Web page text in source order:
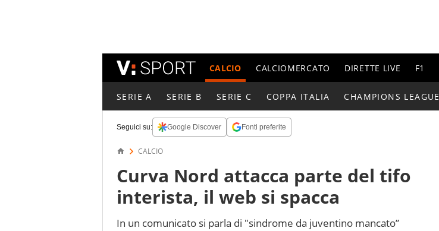
CALCIO CALCIOMERCATO DIRETTE LIVE F1
SERIE A SERIE B SERIE C COPPA ITALIA CHAMPIONS LEAGUE
Seguici su: Google Discover Fonti preferite
CALCIO
Curva Nord attacca parte del tifo
interista, il web si spacca
In un comunicato si parla di "sindrome da juventino mancato”